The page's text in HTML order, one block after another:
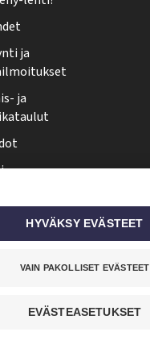
ja
ja
somessa
HYVÄKSY EVÄSTEET
VAIN PAKOLLISET EVÄSTEET
EVÄSTEASETUKSET